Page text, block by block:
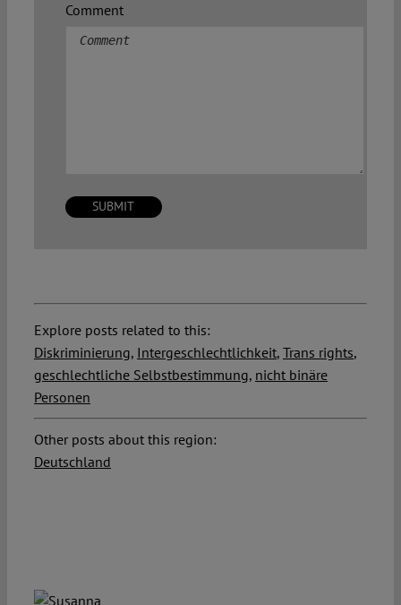
Comment
Explore posts related to this:
Diskriminierung, Intergeschlechtlichkeit, Trans rights,
geschlechtliche Selbstbestimmung, nicht binäre
Personen
Other posts about this region:
Deutschland